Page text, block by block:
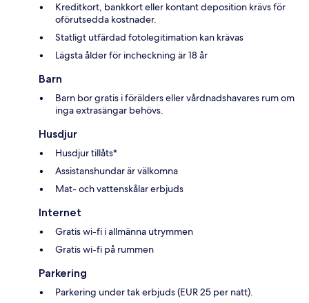
Kreditkort, bankkort eller kontant deposition krävs för
oförutsedda kostnader.
Statligt utfärdad fotolegitimation kan krävas
Lägsta ålder för incheckning är 18 år
Barn
Barn bor gratis i förälders eller vårdnadshavares rum om
inga extrasängar behövs.
Husdjur
Husdjur tillåts*
Assistanshundar är välkomna
Mat- och vattenskålar erbjuds
Internet
Gratis wi-fi i allmänna utrymmen
Gratis wi-fi på rummen
Parkering
Parkering under tak erbjuds (EUR 25 per natt).